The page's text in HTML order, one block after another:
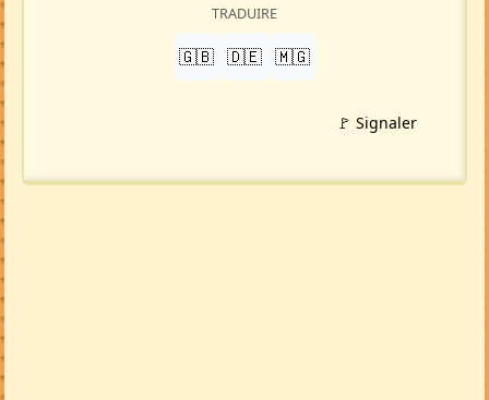
TRADUIRE
🇬🇧 🇩🇪 🇲🇬
🚩 Signaler